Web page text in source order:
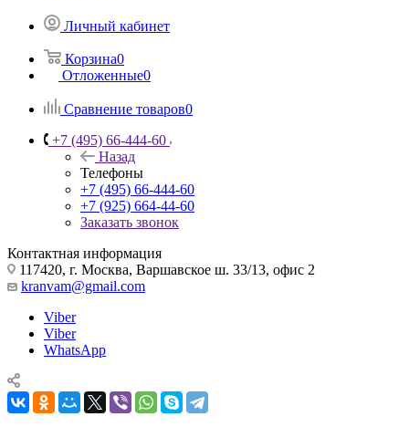
Личный кабинет
Корзина0
Отложенные0
Сравнение товаров0
+7 (495) 66-444-60
Назад
Телефоны
+7 (495) 66-444-60
+7 (925) 664-44-60
Заказать звонок
Контактная информация
117420, г. Москва, Варшавское ш. 33/13, офис 2
kranvam@gmail.com
Viber
Viber
WhatsApp